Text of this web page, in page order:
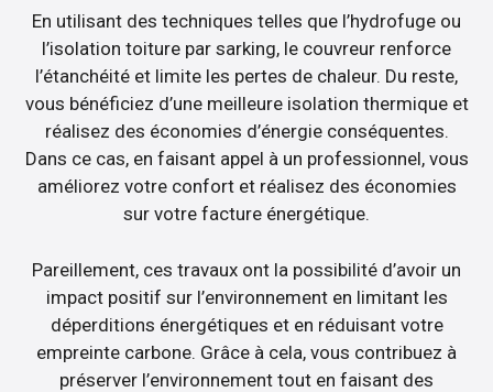
En utilisant des techniques telles que l’hydrofuge ou
l’isolation toiture par sarking, le couvreur renforce
l’étanchéité et limite les pertes de chaleur. Du reste,
vous bénéficiez d’une meilleure isolation thermique et
réalisez des économies d’énergie conséquentes.
Dans ce cas, en faisant appel à un professionnel, vous
améliorez votre confort et réalisez des économies
sur votre facture énergétique.
Pareillement, ces travaux ont la possibilité d’avoir un
impact positif sur l’environnement en limitant les
déperditions énergétiques et en réduisant votre
empreinte carbone. Grâce à cela, vous contribuez à
préserver l’environnement tout en faisant des